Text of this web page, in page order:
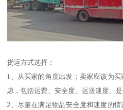
货运方式选择：
1、从买家的角度出发；卖家应该为
虑，包括运费、安全度、运送速度、是
2、尽量在满足物品安全度和速度的